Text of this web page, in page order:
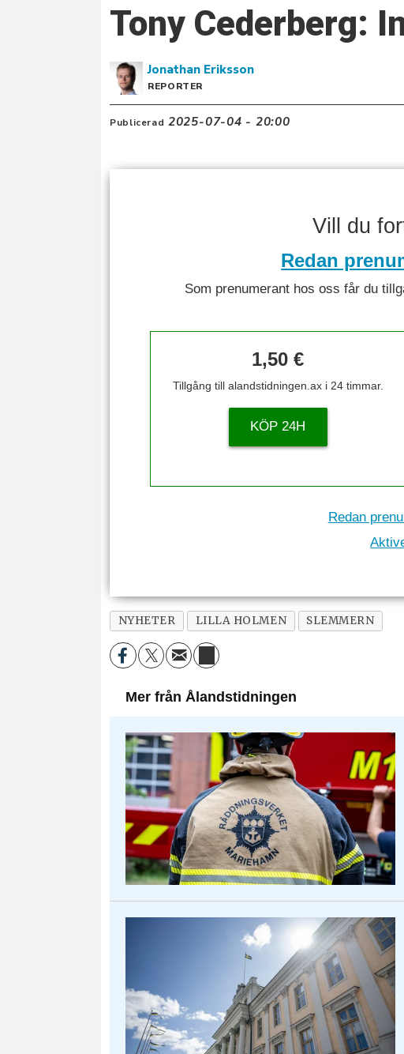
Tony Cederberg:
Jonathan Eriksson
REPORTER
Publicerad 2025-07-04 - 20:00
Vill du
Redan
Som prenumerant hos oss får du
1,50 €
Tillgång till alandstidningen.ax i 24 timmar.
KÖP 24H
Redan
NYHETER LILLA HOLMEN SLEMMERN